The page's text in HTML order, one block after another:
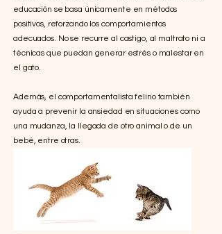
educación se basa únicamente en métodos
positivos, reforzando los comportamientos
adecuados. No se recurre al castigo, al maltrato ni a
técnicas que puedan generar estrés o malestar en
el gato.
Además, el comportamentalista felino también
ayuda a prevenir la ansiedad en situaciones como
una mudanza, la llegada de otro animal o de un
bebé, entre otras.